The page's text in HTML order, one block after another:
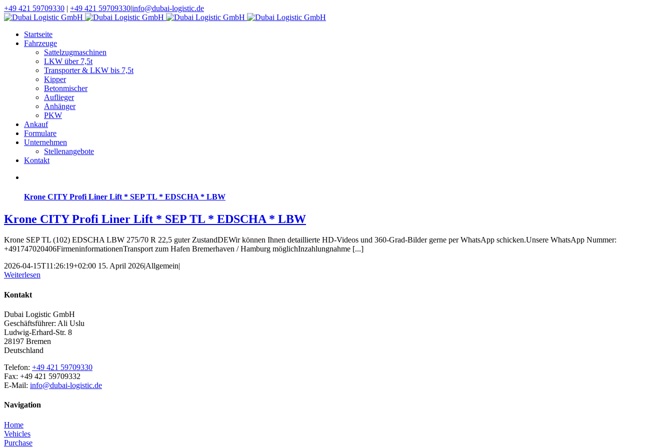
+49 421 59709330 | +49 421 59709330|info@dubai-logistic.de
Startseite
Fahrzeuge
Sattelzugmaschinen
LKW über 7,5t
Transporter & LKW bis 7,5t
Kipper
Betonmischer
Auflieger
Anhänger
PKW
Ankauf
Formulare
Unternehmen
Stellenangebote
Kontakt
Krone CITY Profi Liner Lift * SEP TL * EDSCHA * LBW
Krone CITY Profi Liner Lift * SEP TL * EDSCHA * LBW
Krone SEP TL (102) EDSCHA LBW 275/70 R 22,5 guter ZustandDEWir können Ihnen detaillierte HD-Videos und 360-Grad-Bilder gerne per WhatsApp schicken.Unsere WhatsApp Nummer:
+491747020406FirmeninformationenTransport zum Hafen Bremerhaven / Hamburg möglichInzahlungnahme [...]
2026-04-15T11:26:19+02:00 15. April 2026|Allgemein|
Weiterlesen
Kontakt
Dubai Logistic GmbH
Geschäftsführer: Ali Uslu
Ludwig-Erhard-Str. 8
28197 Bremen
Deutschland
Telefon: +49 421 59709330
Fax: +49 421 59709332
E-Mail: info@dubai-logistic.de
Navigation
Home
Vehicles
Purchase